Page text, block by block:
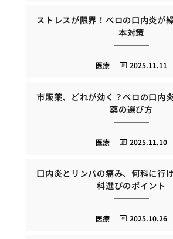
ストレスが限界！ベロの口内炎が
本対策
2025.11.11
医療
市販薬、どれが効く？ベロの口内
薬の選び方
2025.11.10
医療
口内炎とリンパの痛み、何科に行
科選びのポイント
2025.10.26
医療